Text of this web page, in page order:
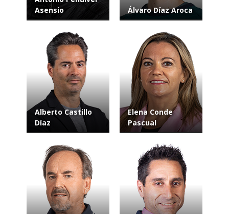
Asensio
Álvaro Díaz Aroca
Alberto Castillo
Díaz
Elena Conde
Pascual